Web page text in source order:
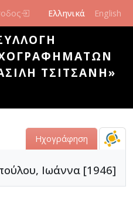
Ελληνικά English
ΤΣΙΤΣΆΝΗ»
Ηχογράφηση
Ιωάννα [1946]